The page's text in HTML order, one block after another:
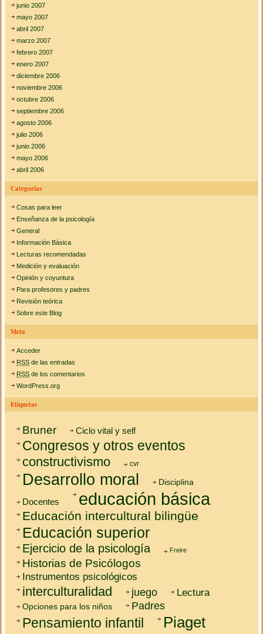
junio 2007
mayo 2007
abril 2007
marzo 2007
febrero 2007
enero 2007
diciembre 2006
noviembre 2006
octubre 2006
septiembre 2006
agosto 2006
julio 2006
junio 2006
mayo 2006
abril 2006
Categorías
Cosas para leer
Enseñanza de la psicología
General
Información Básica
Lecturas recomendadas
Medición y evaluación
Opinión y coyuntura
Para profesores y padres
Revisión teórica
Sobre este Blog
Meta
Acceder
RSS de las entradas
RSS de los comentarios
WordPress.org
Etiquetas
Bruner Ciclo vital y self
Congresos y otros eventos
constructivismo cvr
Desarrollo moral Disciplina
Docentes educación básica
Educación intercultural bilingüe
Educación superior
Ejercicio de la psicología Freire
Historias de Psicólogos
Instrumentos psicológicos
interculturalidad juego Lectura
Opciones para los niños Padres
Pensamiento infantil Piaget